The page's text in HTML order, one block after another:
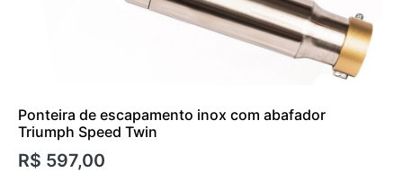
Ponteira de escapamento inox com abafador
Triumph Speed Twin
R$ 597,00